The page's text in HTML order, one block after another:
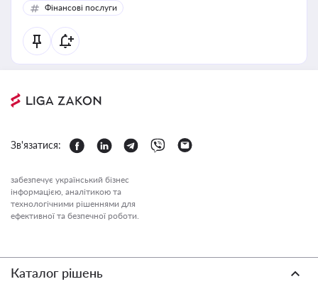
Фінансові послуги
Зв'язатися:
забезпечує український бізнес
інформацією, аналітикою та
технологічними рішеннями для
ефективної та безпечної роботи.
Каталог рішень